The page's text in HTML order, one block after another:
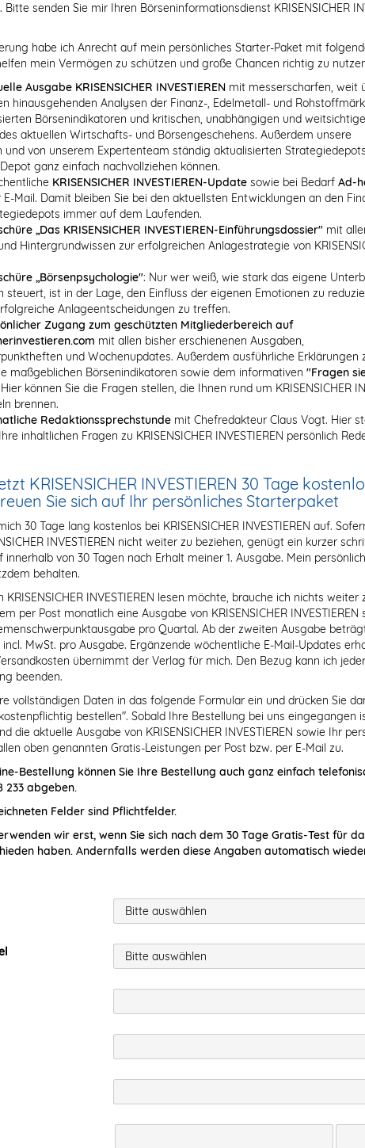
senden Sie mir Ihren Börseninformationsdienst KRISENSICHER
habe ich Anrecht auf mein persönliches Starter-Paket mit
mein Vermögen zu schützen und große Chancen richtig zu
Ausgabe KRISENSICHER INVESTIEREN mit messerscharfen, weit
hinausgehenden Analysen der Finanz-, Edelmetall- und
Börsenindikatoren und kritischen, unabhängigen und
aktuellen Wirtschafts- und Börsengeschehens. Außerdem unsere
und von unserem Expertenteam ständig aktualisierten
ganz einfach nachvollziehen können.
KRISENSICHER INVESTIEREN-Update sowie bei Bedarf Ad-
E-Mail. Damit bleiben Sie bei den aktuellsten Entwicklungen an den
immer auf dem Laufenden.
„Das KRISENSICHER INVESTIEREN-Einführungsdossier" mit
Hintergrundwissen zur erfolgreichen Anlagestrategie von
„Börsenpsychologie": Nur wer weiß, wie stark das eigene
steuert, ist in der Lage, den Einfluss der eigenen Emotionen zu
Anlageentscheidungen zu treffen.
Zugang zum geschützten Mitgliederbereich auf
mit allen bisher erschienenen Ausgaben,
und Wochenupdates. Außerdem ausführliche Erklärungen
maßgeblichen Börsenindikatoren sowie dem informativen "Fragen
können Sie die Fragen stellen, die Ihnen rund um KRISENSICHER
brennen.
Redaktionssprechstunde mit Chefredakteur Claus Vogt. Hier
inhaltlichen Fragen zu KRISENSICHER INVESTIEREN persönlich
KRISENSICHER INVESTIEREN 30 Tage
Sie sich auf Ihr persönliches Starterpaket
30 Tage lang kostenlos bei KRISENSICHER INVESTIEREN auf.
INVESTIEREN nicht weiter zu beziehen, genügt ein kurzer
innerhalb von 30 Tagen nach Erhalt meiner 1. Ausgabe. Mein
behalten.
INVESTIEREN lesen möchte, brauche ich nichts weiter
per Post monatlich eine Ausgabe von KRISENSICHER INVESTIEREN
pro Quartal. Ab der zweiten Ausgabe
MwSt. pro Ausgabe. Ergänzende wöchentliche E-Mail-Updates
übernimmt der Verlag für mich. Den Bezug kann ich
beenden.
vollständigen Daten in das folgende Formular ein und drücken Sie
bestellen". Sobald Ihre Bestellung bei uns eingegangen
die aktuelle Ausgabe von KRISENSICHER INVESTIEREN sowie Ihr
oben genannten Gratis-Leistungen per Post bzw. per E-Mail zu.
Bestellung können Sie Ihre Bestellung auch ganz einfach
233 abgeben.
Felder sind Pflichtfelder.
wir erst, wenn Sie sich nach dem 30 Tage Gratis-Test für
haben. Andernfalls werden diese Angaben automatisch